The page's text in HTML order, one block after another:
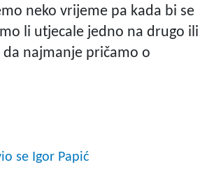
neko vrijeme pa kada bi se
li utjecale jedno na drugo ili
najmanje pričamo o
se Igor Papić